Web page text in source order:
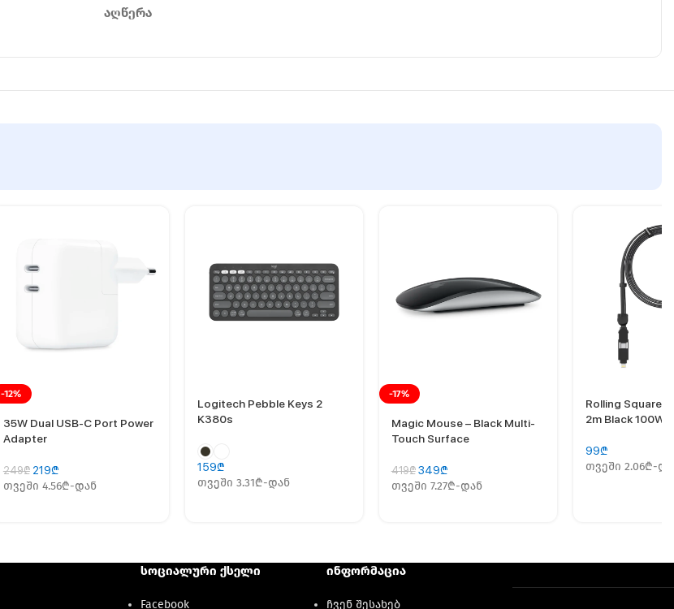
ᲐᲦᲬᲔᲠᲐ
-12%
35W Dual USB-C Port Power
Adapter
249₾ 219₾
თვეში 4.56₾-დან
Logitech Pebble Keys 2
K380s
159₾
თვეში 3.31₾-დან
-17%
Magic Mouse – Black Multi-
Touch Surface
419₾ 349₾
თვეში 7.27₾-დან
Rolling Square
2m Black 100W
99₾
თვეში 2.06₾-
სოციალური ქსელი
Facebook
ინფორმაცია
ჩვენ შესახებ